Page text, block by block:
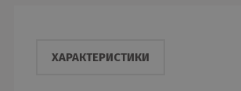
ХАРАКТЕРИСТИКИ